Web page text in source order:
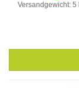
Versandgewicht: 5